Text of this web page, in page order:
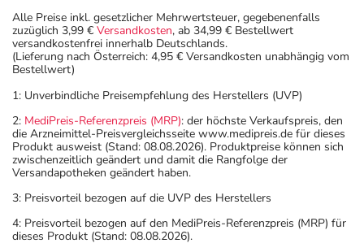
Alle Preise inkl. gesetzlicher Mehrwertsteuer, gegebenenfalls
zuzüglich 3,99 € Versandkosten, ab 34,99 € Bestellwert
versandkostenfrei innerhalb Deutschlands.
(Lieferung nach Österreich: 4,95 € Versandkosten unabhängig vom
Bestellwert)
1: Unverbindliche Preisempfehlung des Herstellers (UVP)
2: MediPreis-Referenzpreis (MRP): der höchste Verkaufspreis, den
die Arzneimittel-Preisvergleichsseite www.medipreis.de für dieses
Produkt ausweist (Stand: 08.08.2026). Produktpreise können sich
zwischenzeitlich geändert und damit die Rangfolge der
Versandapotheken geändert haben.
3: Preisvorteil bezogen auf die UVP des Herstellers
4: Preisvorteil bezogen auf den MediPreis-Referenzpreis (MRP) für
dieses Produkt (Stand: 08.08.2026).